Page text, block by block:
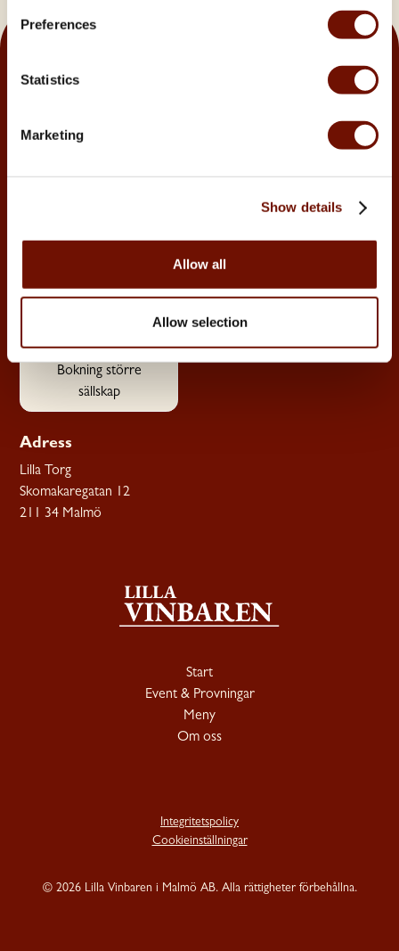
Preferences
Statistics
Marketing
Show details
Allow all
Allow selection
Kontakt
Observera att vi enbart
bordsbokningar.
Större sällskap?
Bokning större
sällskap
Adress
Lilla Torg
Skomakaregatan 12
211 34 Malmö
25/5
Tisdag-Torsdag 16:00-
Fredag-Lördag 15:00-00:00
Start
Event & Provningar
Meny
Om oss
© 2026 Lilla Vinbaren i Malmö AB. Alla rättigheter förbehållna.
Integritetspolicy
Cookieinställningar